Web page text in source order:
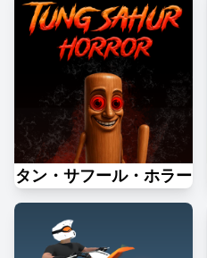
タン・サフール・ホラー